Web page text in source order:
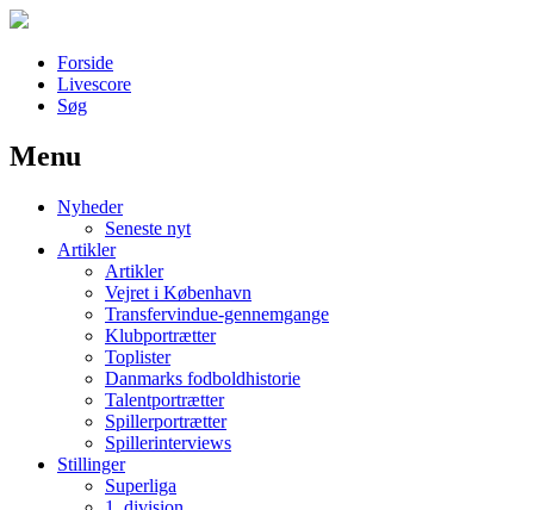
Forside
Livescore
Søg
Наши партнеры
лучшие займы
Menu
Nyheder
Seneste nyt
Artikler
Artikler
Vejret i København
Transfervindue-gennemgange
Klubportrætter
Toplister
Danmarks fodboldhistorie
Talentportrætter
Spillerportrætter
Spillerinterviews
Stillinger
Superliga